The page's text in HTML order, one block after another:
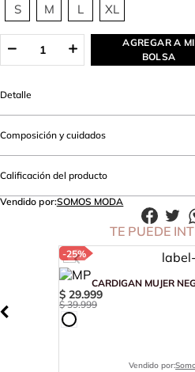
S M L XL
AGREGAR A MI
BOLSA
Detalle
Composición y cuidados
Calificación del producto
Vendido por:SOMOS MODA
TE PUEDE
-25%
CARDIGAN MUJER
$ 29.999
$ 39.999
Vendido por: